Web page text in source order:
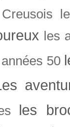
les
50
les